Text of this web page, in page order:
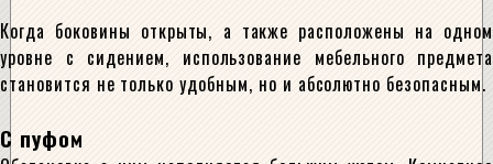
Когда боковины открыты, а также расположены на одном
уровне с сидением, использование мебельного предмета
становится не только удобным, но и абсолютно безопасным.
С пуфом